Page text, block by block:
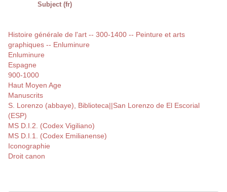
Subject (fr)
Histoire générale de l'art -- 300-1400 -- Peinture et arts
graphiques -- Enluminure
Enluminure
Espagne
900-1000
Haut Moyen Age
Manuscrits
S. Lorenzo (abbaye), Biblioteca||San Lorenzo de El Escorial
(ESP)
MS D.I.2. (Codex Vigiliano)
MS D.I.1. (Codex Emilianense)
Iconographie
Droit canon